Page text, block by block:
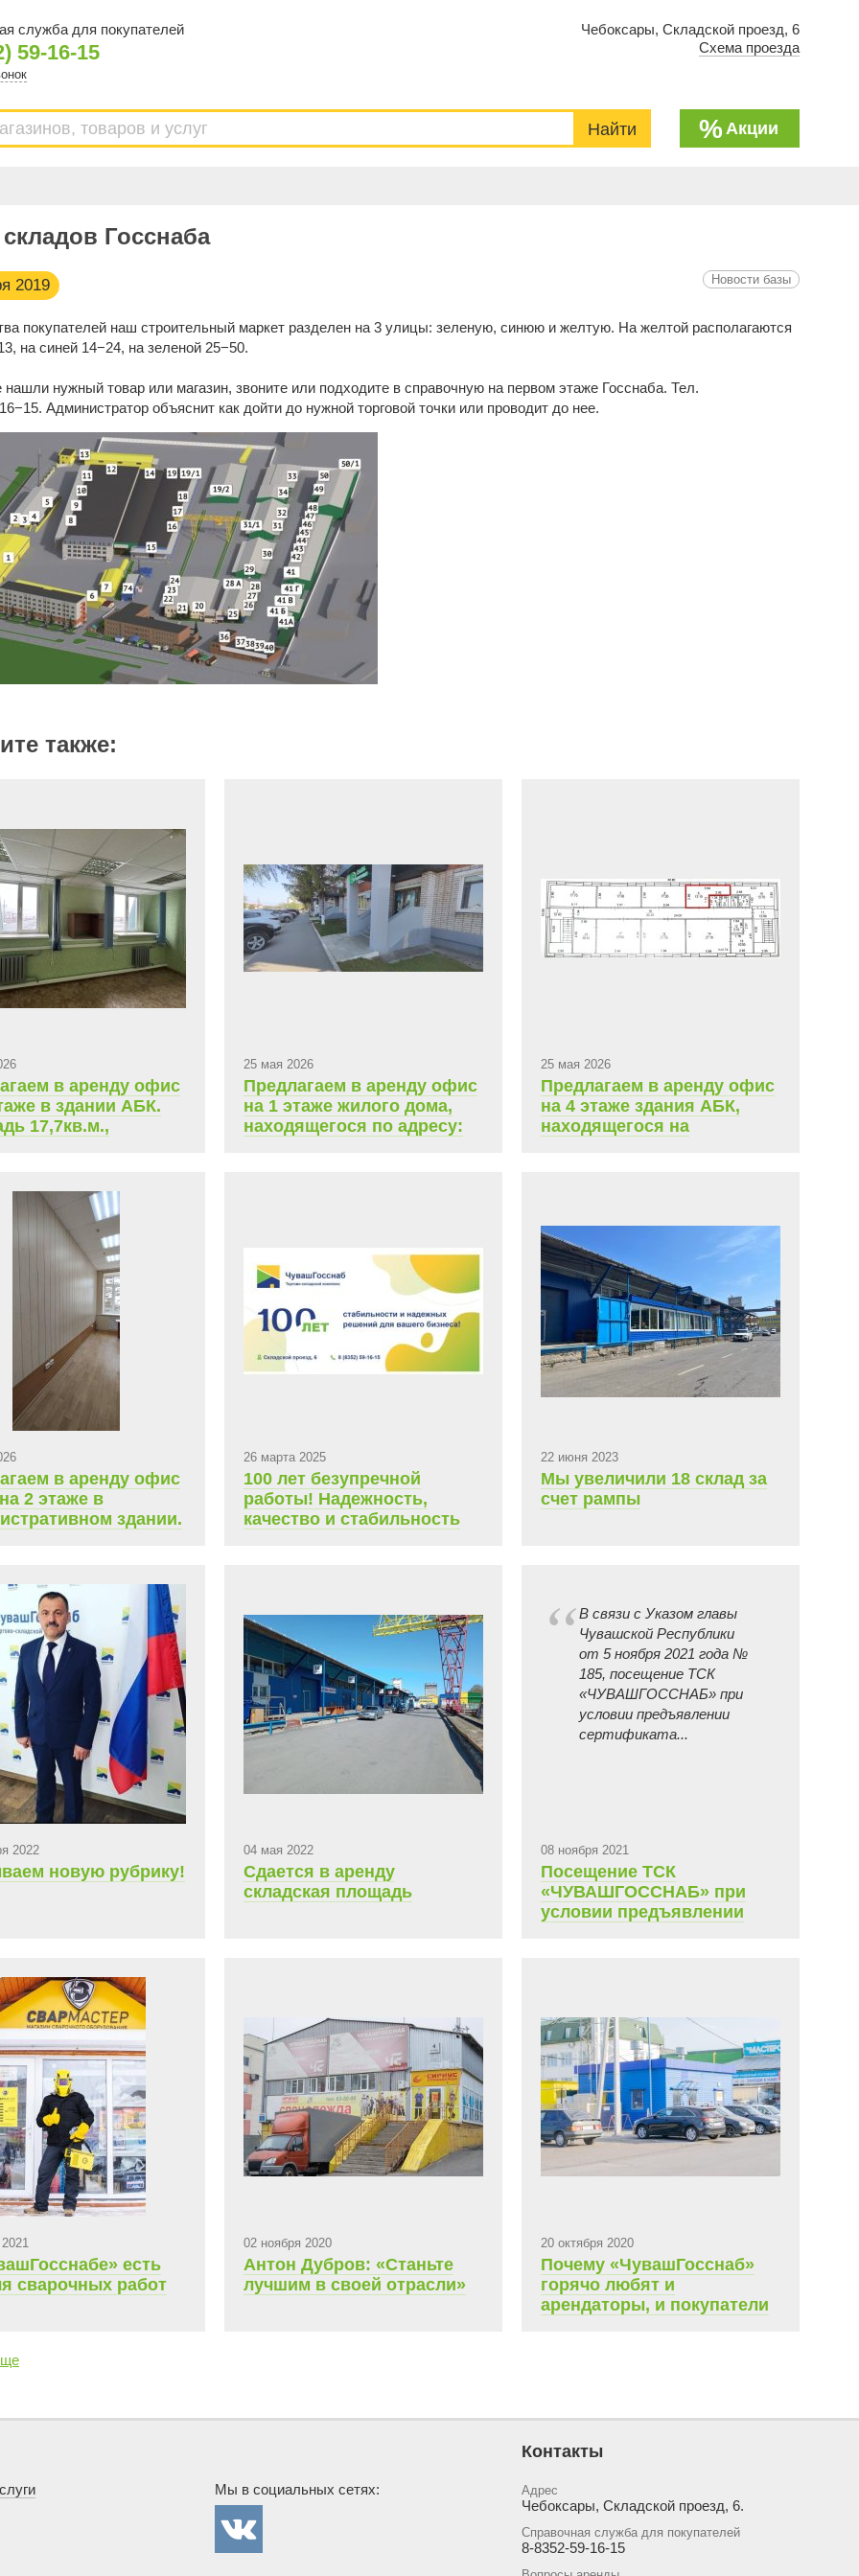
Чебоксары, Складской проезд, 6
Схема проезда
служба для покупателей
59-16-15
%Акции
Госснаба
2019 Новости базы
покупателей наш строительный маркет разделен на 3 улицы: зеленую, синюю и желтую. На желтой располагаются
на синей 14−24, на зеленой 25−50.
нужный товар или магазин, звоните или подходите в справочную на первом этаже Госснаба. Тел.
Администратор объяснит как дойти до нужной торговой точки или проводит до нее.
также:
в аренду офис
в здании АБК.
17,7кв.м.,
25 мая 2026
Предлагаем в аренду офис
на 1 этаже жилого дома,
находящегося по адресу:
25 мая 2026
Предлагаем в аренду офис
на 4 этаже здания АБК,
находящегося на
в аренду офис
2 этаже в
здании.
263,8 руб.
26 марта 2025
100 лет безупречной
работы! Надежность,
качество и стабильность
22 июня 2023
Мы увеличили 18 склад за
счет рампы
2022
новую рубрику!
04 мая 2022
Сдается в аренду
складская площадь
В связи с Указом главы
Чувашской Республики
от 5 ноября 2021 года №
185, посещение ТСК
«ЧУВАШГОССНАБ» при
условии предъявлении
сертификата...
08 ноября 2021
Посещение ТСК
«ЧУВАШГОССНАБ» при
условии предъявлении
есть
сварочных работ
02 ноября 2020
Антон Дубров: «Станьте
лучшим в своей отрасли»
20 октября 2020
Почему «ЧувашГосснаб»
горячо любят и
арендаторы, и покупатели
Мы в социальных сетях:
Контакты
Адрес
Чебоксары, Складской проезд, 6.
Справочная служба для покупателей
8-8352-59-16-15